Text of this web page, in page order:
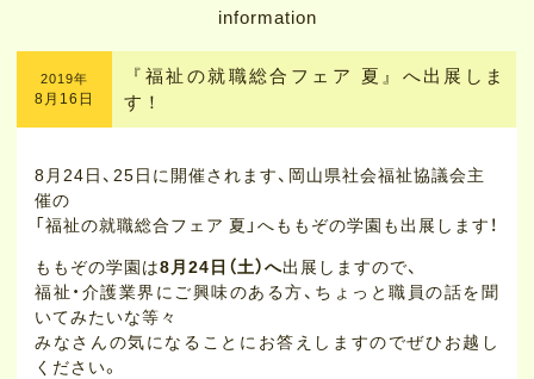
information
2019年
8月16日
『福祉の就職総合フェア 夏』へ出展しま
す！
8月24日、25日に開催されます、岡山県社会福祉協議会主
催の
「福祉の就職総合フェア 夏」へももぞの学園も出展します！
ももぞの学園は8月24日（土）へ出展しますので、
福祉・介護業界にご興味のある方、ちょっと職員の話を聞
いてみたいな等々
みなさんの気になることにお答えしますのでぜひお越し
ください。